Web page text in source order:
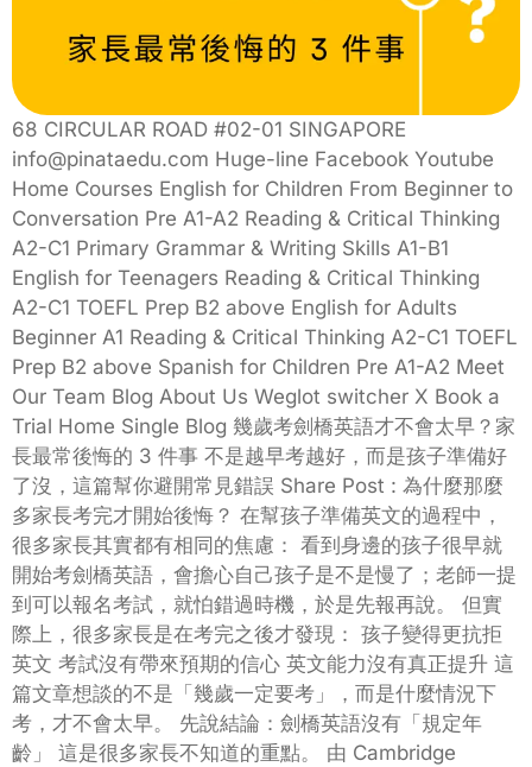
68 CIRCULAR ROAD #02-01 SINGAPORE
info@pinataedu.com Huge-line Facebook Youtube
Home Courses English for Children From Beginner to
Conversation Pre A1-A2 Reading & Critical Thinking
A2-C1 Primary Grammar & Writing Skills A1-B1
English for Teenagers Reading & Critical Thinking
A2-C1 TOEFL Prep B2 above English for Adults
Beginner A1 Reading & Critical Thinking A2-C1 TOEFL
Prep B2 above Spanish for Children Pre A1-A2 Meet
Our Team Blog About Us Weglot switcher X Book a
Trial Home Single Blog 幾歲考劍橋英語才不會太早？家
長最常後悔的 3 件事 不是越早考越好，而是孩子準備好
了沒，這篇幫你避開常見錯誤 Share Post : 為什麼那麼
多家長考完才開始後悔？ 在幫孩子準備英文的過程中，
很多家長其實都有相同的焦慮： 看到身邊的孩子很早就
開始考劍橋英語，會擔心自己孩子是不是慢了；老師一提
到可以報名考試，就怕錯過時機，於是先報再說。 但實
際上，很多家長是在考完之後才發現： 孩子變得更抗拒
英文 考試沒有帶來預期的信心 英文能力沒有真正提升 這
篇文章想談的不是「幾歲一定要考」，而是什麼情況下
考，才不會太早。 先說結論：劍橋英語沒有「規定年
齡」 這是很多家長不知道的重點。 由 Cambridge